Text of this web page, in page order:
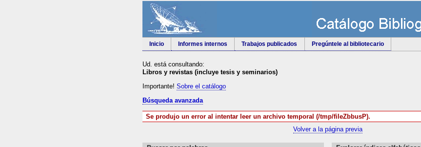
Inicio Informes internos Trabajos publicados Pregúntele al bibliotecario
Ud. está consultando:
Libros y revistas (incluye tesis y seminarios)
Importante! Sobre el catálogo
Búsqueda avanzada
Se produjo un error al intentar leer un archivo temporal (/tmp/fileZbbusP).
Volver a la página previa